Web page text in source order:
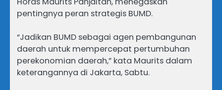
pentingnya peran strategis BUMD.
“Jadikan BUMD sebagai agen pembangunan
daerah untuk mempercepat pertumbuhan
perekonomian daerah,” kata Maurits dalam
keterangannya di Jakarta, Sabtu.